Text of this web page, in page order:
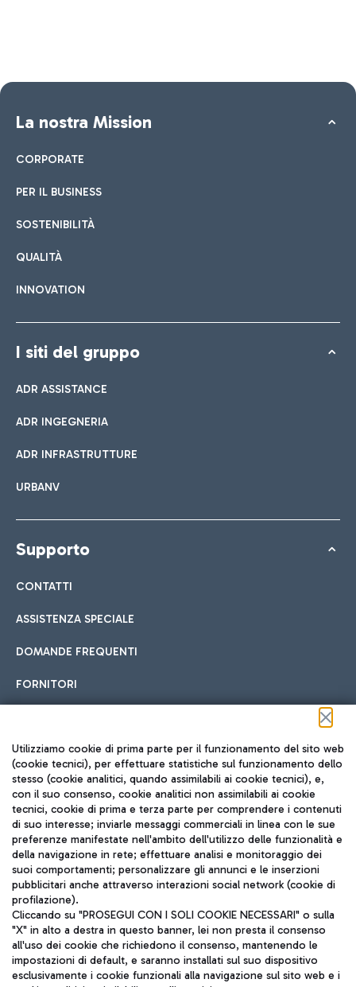
La nostra Mission
CORPORATE
PER IL BUSINESS
SOSTENIBILITÀ
QUALITÀ
INNOVATION
I siti del gruppo
ADR ASSISTANCE
ADR INGEGNERIA
ADR INFRASTRUTTURE
URBANV
Supporto
CONTATTI
ASSISTENZA SPECIALE
DOMANDE FREQUENTI
FORNITORI
Seguici sui social
TRAVEL JOURNAL
ITA
Utilizziamo cookie di prima parte per il funzionamento del sito web
(cookie tecnici), per effettuare statistiche sul funzionamento dello
stesso (cookie analitici, quando assimilabili ai cookie tecnici), e,
con il suo consenso, cookie analitici non assimilabili ai cookie
tecnici, cookie di prima e terza parte per comprendere i contenuti
di suo interesse; inviarle messaggi commerciali in linea con le sue
preferenze manifestate nell'ambito dell'utilizzo delle funzionalità e
della navigazione in rete; effettuare analisi e monitoraggio dei
suoi comportamenti; personalizzare gli annunci e le inserzioni
pubblicitari anche attraverso interazioni social network (cookie di
profilazione).
Cliccando su "PROSEGUI CON I SOLI COOKIE NECESSARI" o sulla
"X" in alto a destra in questo banner, lei non presta il consenso
all'uso dei cookie che richiedono il consenso, mantenendo le
impostazioni di default, e saranno installati sul suo dispositivo
esclusivamente i cookie funzionali alla navigazione sul sito web e i